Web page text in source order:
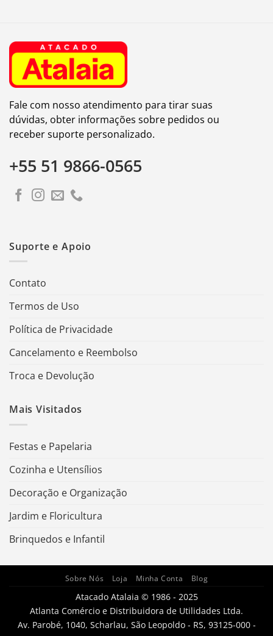
Fale com nosso atendimento para tirar suas
dúvidas, obter informações sobre pedidos ou
receber suporte personalizado.
+55 51 9866-0565
Suporte e Apoio
Contato
Termos de Uso
Política de Privacidade
Cancelamento e Reembolso
Troca e Devolução
Mais Visitados
Festas e Papelaria
Cozinha e Utensílios
Decoração e Organização
Jardim e Floricultura
Brinquedos e Infantil
Sobre Nós Loja Minha Conta Blog
Atacado Atalaia © 1986 - 2025
Atlanta Comércio e Distribuidora de Utilidades Ltda.
Av. Parobé, 1040, Scharlau, São Leopoldo - RS, 93125-000 -